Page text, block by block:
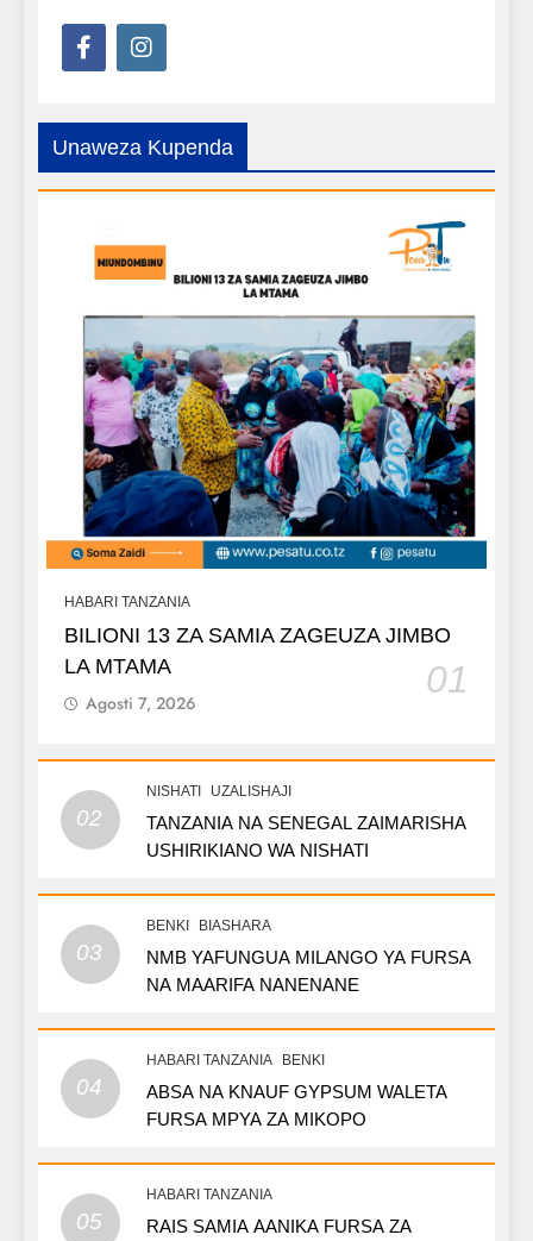
Unaweza Kupenda
HABARI TANZANIA
BILIONI 13 ZA SAMIA ZAGEUZA JIMBO
LA MTAMA
01
Agosti 7, 2026
02
NISHATI UZALISHAJI
TANZANIA NA SENEGAL ZAIMARISHA
USHIRIKIANO WA NISHATI
03
BENKI BIASHARA
NMB YAFUNGUA MILANGO YA FURSA
NA MAARIFA NANENANE
04
HABARI TANZANIA BENKI
ABSA NA KNAUF GYPSUM WALETA
FURSA MPYA ZA MIKOPO
05
HABARI TANZANIA
RAIS SAMIA AANIKA FURSA ZA